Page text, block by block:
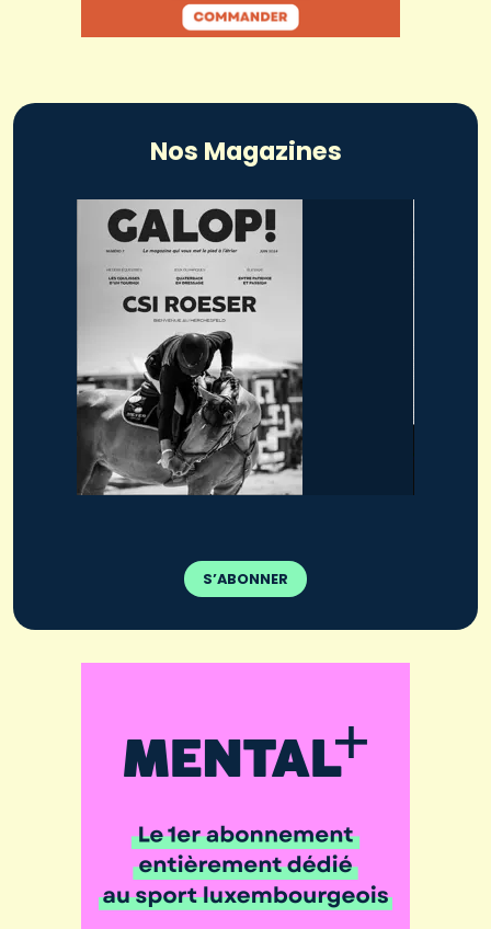
Nos Magazines
S’ABONNER